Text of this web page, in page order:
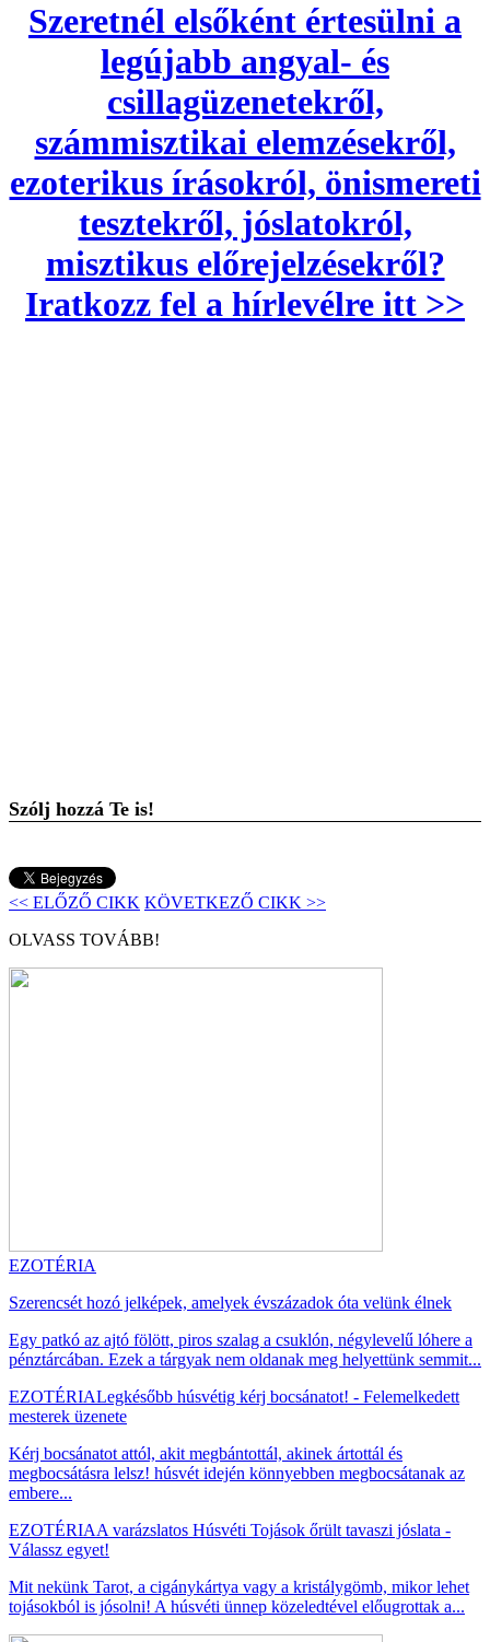
Szeretnél elsőként értesülni a
legújabb angyal- és
csillagüzenetekről,
számmisztikai elemzésekről,
ezoterikus írásokról, önismereti
tesztekről, jóslatokról,
misztikus előrejelzésekről?
Iratkozz fel a hírlevélre itt >>
Szólj hozzá Te is!
<< ELŐZŐ CIKK KÖVETKEZŐ CIKK >>
OLVASS TOVÁBB!
EZOTÉRIA
Szerencsét hozó jelképek, amelyek évszázadok óta velünk élnek
Egy patkó az ajtó fölött, piros szalag a csuklón, négylevelű lóhere a
pénztárcában. Ezek a tárgyak nem oldanak meg helyettünk semmit...
EZOTÉRIALegkésőbb húsvétig kérj bocsánatot! - Felemelkedett
mesterek üzenete
Kérj bocsánatot attól, akit megbántottál, akinek ártottál és
megbocsátásra lelsz! húsvét idején könnyebben megbocsátanak az
embere...
EZOTÉRIAA varázslatos Húsvéti Tojások őrült tavaszi jóslata -
Válassz egyet!
Mit nekünk Tarot, a cigánykártya vagy a kristálygömb, mikor lehet
tojásokból is jósolni! A húsvéti ünnep közeledtével előugrottak a...